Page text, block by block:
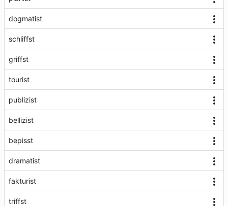
dogmatist
schliffst
griffst
tourist
publizist
bellizist
bepisst
dramatist
fakturist
triffst